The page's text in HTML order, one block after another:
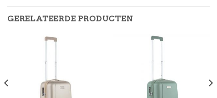
GERELATEERDE PRODUCTEN